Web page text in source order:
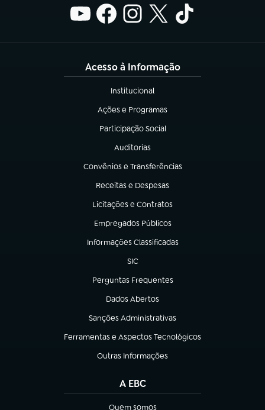
Acesso à Informação
Institucional
(abre em nova aba)
Ações e Programas
(abre em nova aba)
Participação Social
(abre em nova aba)
Auditorias
(abre em nova aba)
Convênios e Transferências
(abre em nova aba)
Receitas e Despesas
(abre em nova aba)
Licitações e Contratos
(abre em nova aba)
Empregados Públicos
(abre em nova aba)
Informações Classificadas
(abre em nova aba)
SIC
(abre em nova aba)
Perguntas Frequentes
(abre em nova aba)
Dados Abertos
(abre em nova aba)
Sanções Administrativas
(abre em nova aba)
Ferramentas e Aspectos Tecnológicos
(abre em nova aba)
Outras Informações
(abre em nova aba)
A EBC
Quem somos